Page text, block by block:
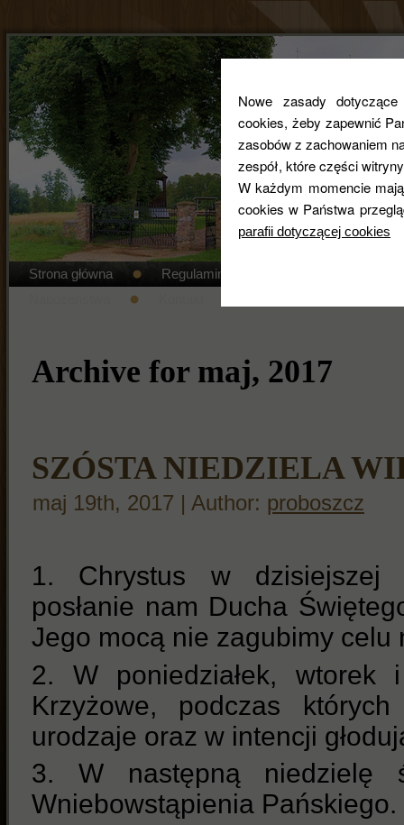
Nowe zasady
cookies, żeby zapewnić
zasobów z zachowaniem
zespół, które części
W każdym momencie
cookies w Państwa
parafii dotyczącej cookies
Strona główna Regulamin cmentarza
Archive for maj, 2017
SZÓSTA NIEDZIELA
maj 19th, 2017 | Author: proboszcz
1. Chrystus w dzisiejszej
posłanie nam Ducha
Jego mocą nie zagubimy celu
2. W poniedziałek, wtorek
Krzyżowe, podczas
urodzaje oraz w intencji
3. W następną niedzielę
Wniebowstąpienia Pańskiego.